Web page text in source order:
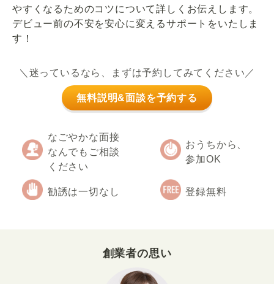
やすくなるためのコツについて詳しくお伝えします。
デビュー前の不安を安心に変えるサポートをいたしま
す！
＼迷っているなら、まずは予約してみてください／
無料説明&面談を予約する
なごやかな面接
なんでもご相談
ください
おうちから、
参加OK
勧誘は一切なし 登録無料
創業者の思い